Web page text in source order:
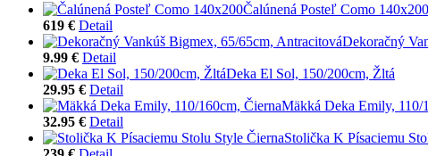
Čalúnená Posteľ Como 140x200
619 € Detail
Dekoračný
9.99 € Detail
Deka El Sol, 150/200cm, Žltá
29.95 € Detail
Mäkká Deka Emily, 110/
32.95 € Detail
Stolička K Písaciemu